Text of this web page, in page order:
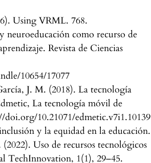
Using VRML. 768.
como recurso de
Revista de Ciencias
10654/17077
J. M. (2018). La tecnología
La tecnología móvil de
10.21071/edmetic.v7i1.10139
y la equidad en la educación.
Uso de recursos tecnológicos
TechInnovation, 1(1), 29–45.